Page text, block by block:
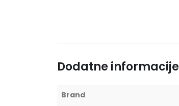
Dodatne informacije
Brand